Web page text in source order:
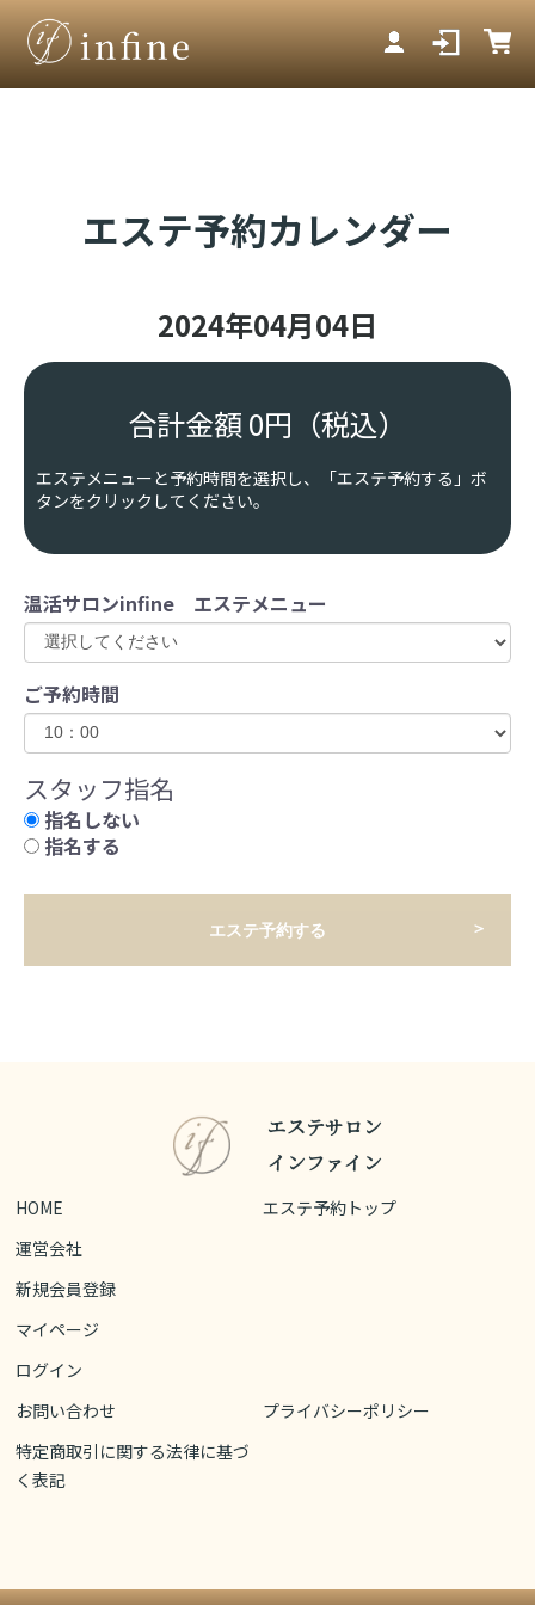
エステ予約カレンダー
2024年04月04日
合計金額 0円 （税込）
エステメニューと予約時間を選択し、「エステ予約する」ボ
タンをクリックしてください。
温活サロンinfine エステメニュー
ご予約時間
スタッフ指名
指名しない
指名する
エステ予約する
エステサロン
インファイン
HOME
エステ予約トップ
運営会社
新規会員登録
マイページ
ログイン
お問い合わせ
プライバシーポリシー
特定商取引に関する法律に基づ
く表記